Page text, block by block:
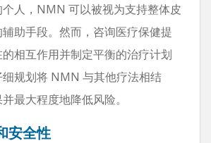
人，NMN 可以被视为支持整体皮
助手段。然而，咨询医疗保健提
相互作用并制定平衡的治疗计划
规划将 NMN 与其他疗法相结
最大程度地降低风险。
安全性